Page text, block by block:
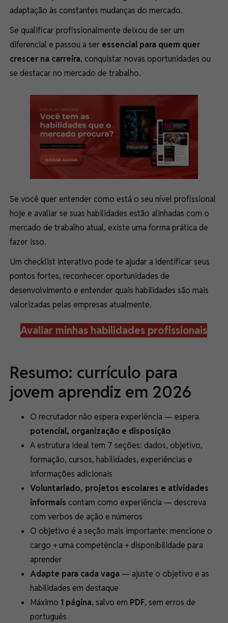
adaptação às constantes mudanças do mercado.
Se qualificar profissionalmente deixou de ser um
diferencial e passou a seressencial para quem quer
crescer na carreira, conquistar novas oportunidades ou
se destacar no mercado de trabalho.
Se você quer entender como está o seu nível profissional
hoje e avaliar se suas habilidades estão alinhadas com o
mercado de trabalho atual, existe uma forma prática de
fazer isso.
Um checklist interativo pode te ajudar a identificar seus
pontos fortes, reconhecer oportunidades de
desenvolvimento e entender quais habilidades são mais
valorizadas pelas empresas atualmente.
Avaliar minhas habilidades profissionais
Resumo: currículo para
jovem aprendiz em 2026
O recrutador não espera experiência — espera
potencial, organização e disposição
A estrutura ideal tem 7 seções: dados, objetivo,
formação, cursos, habilidades, experiências e
informações adicionais
Voluntariado, projetos escolares e atividades
informais contam como experiência — descreva
com verbos de ação e números
O objetivo é a seção mais importante: mencione o
cargo + uma competência + disponibilidade para
aprender
Adapte para cada vaga— ajuste o objetivo e as
habilidades em destaque
Máximo 1 página, salvo em PDF, sem erros de
português